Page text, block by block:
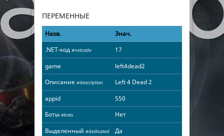
ПЕРЕМЕННЫЕ
Назв.
Знач.
.NET-код #netcode
17
game
left4dead2
Описание #description
Left 4 Dead 2
appid
550
Боты #bots
Нет
Выделенный #dedicated
Да